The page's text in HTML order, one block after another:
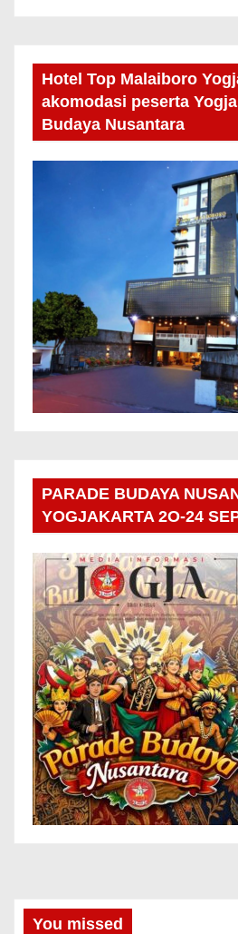
Hotel Top Malaiboro
akomodasi peserta
Budaya Nusantara
PARADE BUDAYA
YOGJAKARTA 2O-24
You missed